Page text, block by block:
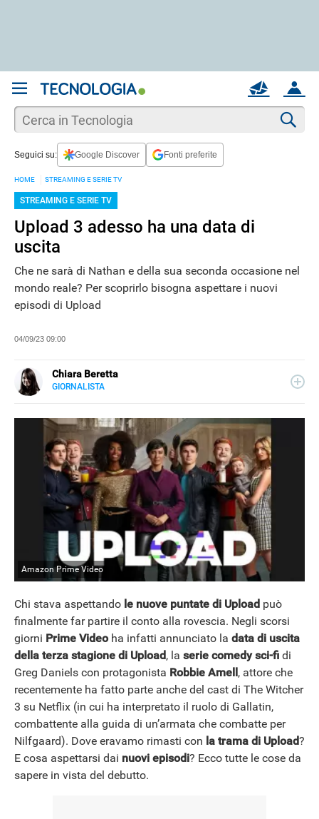
ACCOUNT
MAIL
Seguici su: Google Discover Fonti preferite
HOME STREAMING E SERIE TV
STREAMING E SERIE TV
Upload 3 adesso ha una data di
uscita
Che ne sarà di Nathan e della sua seconda occasione nel
mondo reale? Per scoprirlo bisogna aspettare i nuovi
episodi di Upload
04/09/23 09:00
Chiara Beretta
GIORNALISTA
Tecnologia scrive di serie tv, film e spettacolo.
Amazon Prime Video
Chi stava aspettando le nuove puntate di Upload può
finalmente far partire il conto alla rovescia. Negli scorsi
giorni Prime Videoha infatti annunciato la data di uscita
della terza stagione di Upload, la serie comedy sci-fi di
Greg Daniels con protagonista Robbie Amell , attore che
recentemente ha fatto parte anche del cast di The Witcher
3 su Netflix (in cui ha interpretato il ruolo di Gallatin,
combattente alla guida di un’armata che combatte per
Nilfgaard). Dove eravamo rimasti con la trama di Upload?
E cosa aspettarsi dai nuovi episodi? Ecco tutte le cose da
sapere in vista del debutto.